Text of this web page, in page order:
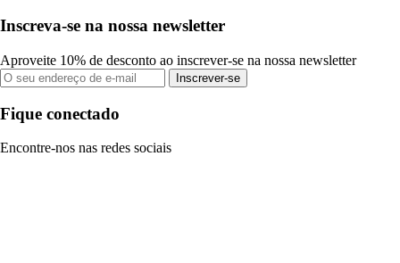
Inscreva-se na nossa newsletter
Aproveite 10% de desconto ao inscrever-se na nossa newsletter
Inscrever-se
Fique conectado
Encontre-nos nas redes sociais